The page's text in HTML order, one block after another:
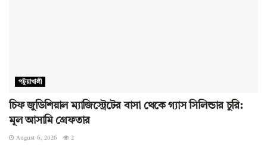
পটুয়াখালী
চিফ জুডিশিয়াল ম্যাজিস্ট্রেটের বাসা থেকে গ্যাস সিলিন্ডার চুরি:
মূল আসামি গ্রেফতার
August 6, 2026 2